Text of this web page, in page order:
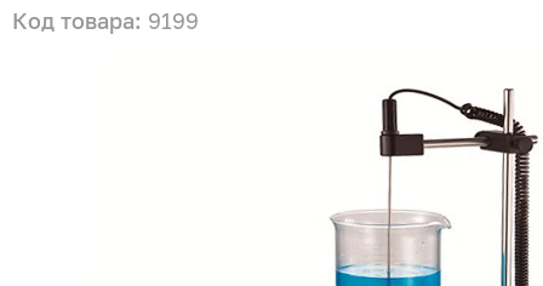
Код товара: 9199